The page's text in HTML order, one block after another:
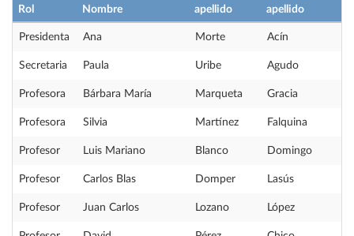
Rol Nombre
apellido
apellido
Presidenta Ana Morte Acín
Secretaria Paula Uribe Agudo
Profesora Bárbara María Marqueta Gracia
Profesora Silvia Martínez Falquina
Profesor Luis Mariano Blanco Domingo
Profesor Carlos Blas Domper Lasús
Profesor Juan Carlos Lozano López